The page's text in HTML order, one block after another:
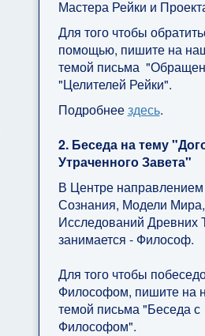
Мастера Рейки и
Для того чтобы
помощью, пишите на
темой письма
"Целителей Рейки".
Подробнеездесь.
2. Беседа на тему
Утраченного Завета"
В Центре направлением
Сознания, Модели Мира,
Исследований Древних
занимается - Философ.
Для того чтобы
Философом, пишите на
темой письма "Беседа с
Философом".